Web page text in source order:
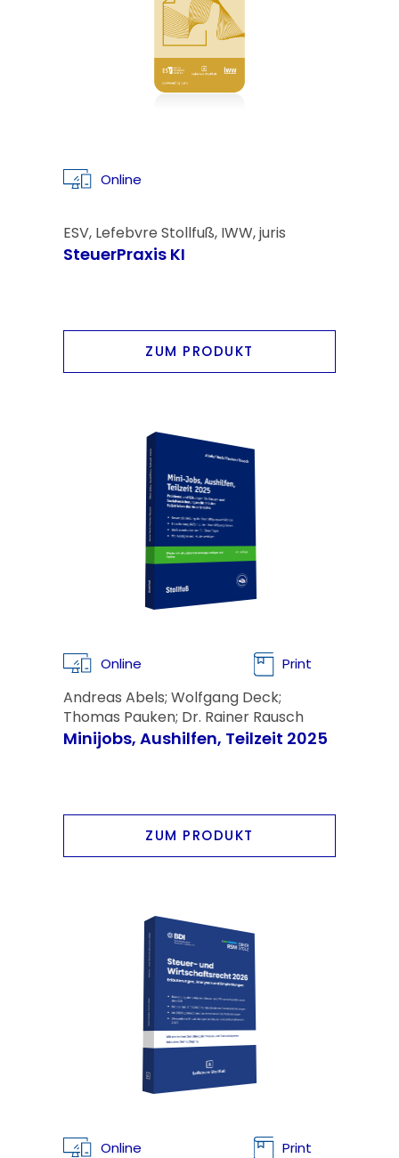
Online
ESV, Lefebvre Stollfuß, IWW, juris
SteuerPraxis KI
ZUM PRODUKT
Online Print
Andreas Abels; Wolfgang Deck;
Thomas Pauken; Dr. Rainer Rausch
Minijobs, Aushilfen, Teilzeit 2025
ZUM PRODUKT
Online Print